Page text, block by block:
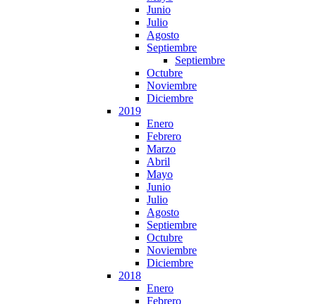
Junio
Julio
Agosto
Septiembre
Septiembre
Octubre
Noviembre
Diciembre
2019
Enero
Febrero
Marzo
Abril
Mayo
Junio
Julio
Agosto
Septiembre
Octubre
Noviembre
Diciembre
2018
Enero
Febrero